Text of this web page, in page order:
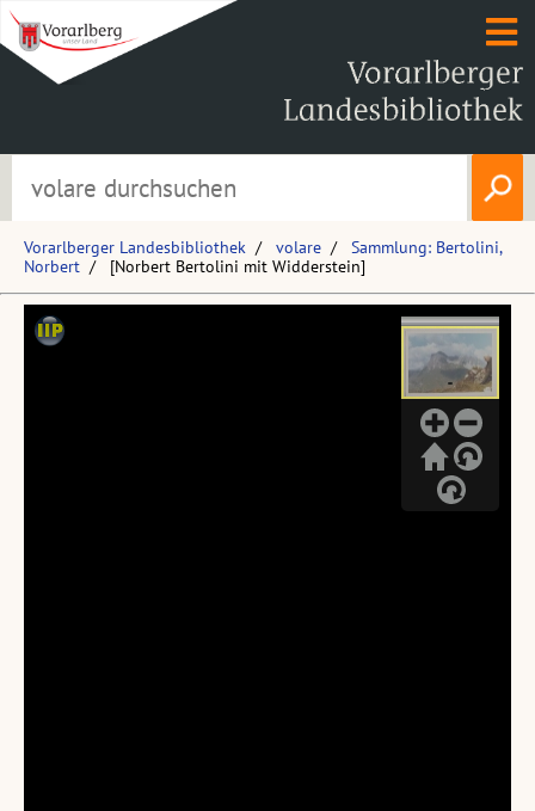
Vorarlberger Landesbibliothek volare
Sammlung: Bertolini,
Norbert
[Norbert Bertolini mit Widderstein]